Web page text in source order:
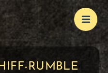
RUMBLE